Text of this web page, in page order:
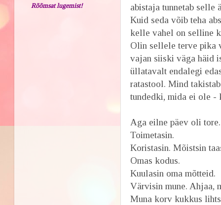
abistaja tunnetab
Kuid seda võib teha
kelle vahel on selline
Olin sellele terve pika
vajan siiski väga häid
üllatavalt endalegi
ratastool. Mind
tundedki, mida ei ole -
Aga eilne päev oli tore.
Toimetasin.
Koristasin. Mõistsin
Omas kodus.
Kuulasin oma mõtteid.
Värvisin mune. Ahjaa,
Muna korv kukkus
Rõõmsat lugemist!